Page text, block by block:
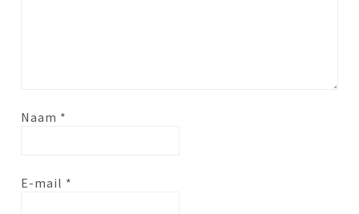
Naam *
E-mail *